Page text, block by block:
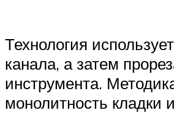
Технология
канала, а затем
инструмента.
монолитность